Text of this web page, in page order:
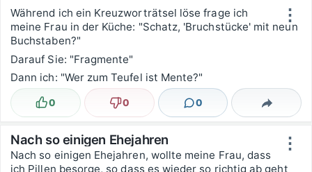
⋮
Während ich ein Kreuzworträtsel löse frage ich
meine Frau in der Küche: "Schatz, 'Bruchstücke' mit neun
Buchstaben?"
Darauf Sie: "Fragmente"
Dann ich: "Wer zum Teufel ist Mente?"
Lustig
0 Nicht lustig
0 0
Kommentare Teilen
⋮
Nach so einigen Ehejahren
Nach so einigen Ehejahren, wollte meine Frau, dass
ich Pillen besorge, so dass es wieder so richtig ab geht